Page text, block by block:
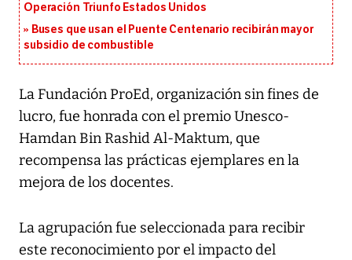
Operación Triunfo Estados Unidos
Buses que usan el Puente Centenario recibirán mayor
subsidio de combustible
La Fundación ProEd, organización sin fines de
lucro, fue honrada con el premio Unesco-
Hamdan Bin Rashid Al-Maktum, que
recompensa las prácticas ejemplares en la
mejora de los docentes.
La agrupación fue seleccionada para recibir
este reconocimiento por el impacto del